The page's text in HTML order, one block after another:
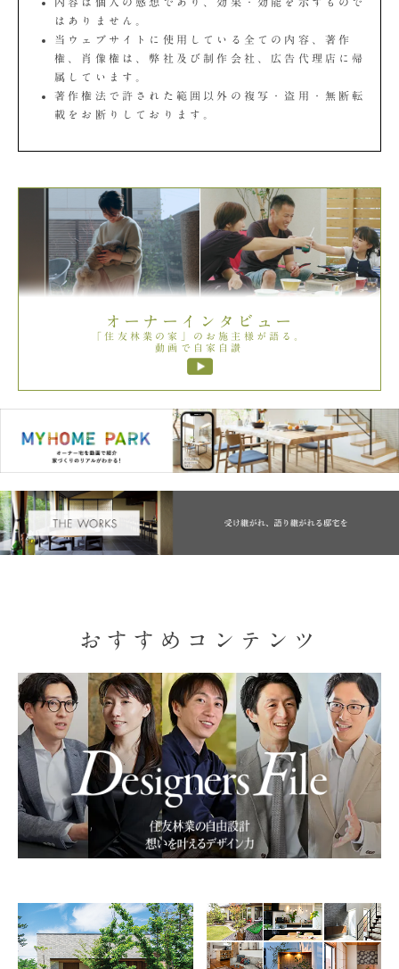
はありません。
当ウェブサイトに使用している全ての内容、著作
権、肖像権は、弊社及び制作会社、広告代理店に帰
属しています。
著作権法で許された範囲以外の複写・盗用・無断転
載をお断りしております。
オーナーインタビュー
「住友林業の家」のお施主様が語る。
動画で自家自讃
おすすめコンテンツ